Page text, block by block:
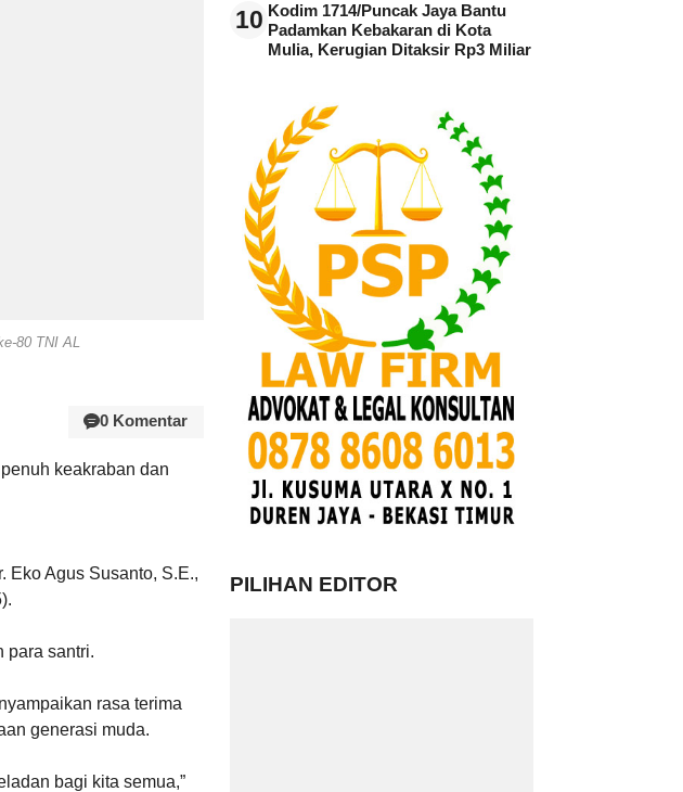
80 TNI AL
0 Komentar
keakraban dan
Eko Agus Susanto, S.E.,
para santri.
rasa terima
generasi muda.
bagi kita semua,”
10 Kodim 1714/Puncak Jaya Bantu
Padamkan Kebakaran di Kota
Mulia, Kerugian Ditaksir Rp3 Miliar
PILIHAN EDITOR